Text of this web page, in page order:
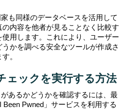
も同様のデータベースを活用して
内容を他者が見ることなく比較す
用します。これにより、ユーザー
かを調べる安全なツールが作成さ
。
ェックを実行する方法
あるかどうかを確認するには、最
Pwned」サービスを利用する